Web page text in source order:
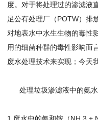
度。对于将处理过的渗滤液
足公有处理厂（POTW）排
对地表水中水生生物的毒性
用的细菌种群的毒性影响而
废水处理技术来实现；今天
处理垃圾渗滤液中的氨水